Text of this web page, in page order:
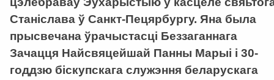
Станіслава ў Санкт-Пецярбургу. Яна была
прысвечана ўрачыстасці Беззаганнага
Зачацця Найсвяцейшай Панны Марыі і 30-
годдзю біскупскага служэння беларускага